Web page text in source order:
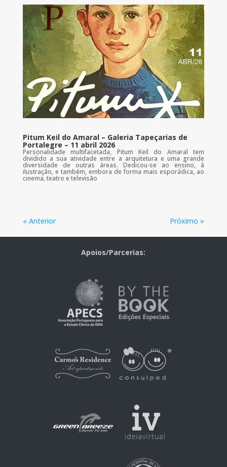
Pitum Keil do Amaral – Galeria Tapeçarias de
Portalegre – 11 abril 2026
Personalidade multifacetada, Pitum Keil do Amaral tem
dividido a sua atividade entre a arquitetura e uma grande
diversidade de outras áreas. Dedicou-se ao ensino, à
ilustração, e também, embora de forma mais esporádica, ao
cinema, teatro e televisão
« Anterior Próximo »
Apoios/Parcerias: